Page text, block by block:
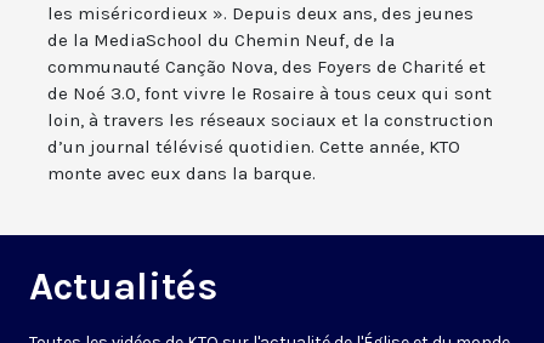
les miséricordieux ». Depuis deux ans, des jeunes
de la MediaSchool du Chemin Neuf, de la
communauté Canção Nova, des Foyers de Charité et
de Noé 3.0, font vivre le Rosaire à tous ceux qui sont
loin, à travers les réseaux sociaux et la construction
d’un journal télévisé quotidien. Cette année, KTO
monte avec eux dans la barque.
Actualités